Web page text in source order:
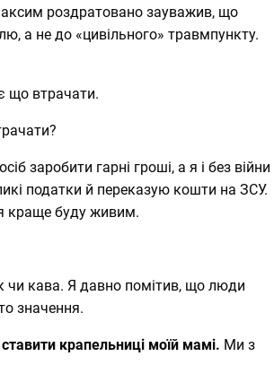
роздратовано зауважив, що
а не до «цивільного» травмпункту.
що втрачати.
заробити гарні гроші, а я і без війни
податки й переказую кошти на ЗСУ.
краще буду живим.
чи кава. Я давно помітив, що люди
значення.
крапельниці моїй мамі. Ми з